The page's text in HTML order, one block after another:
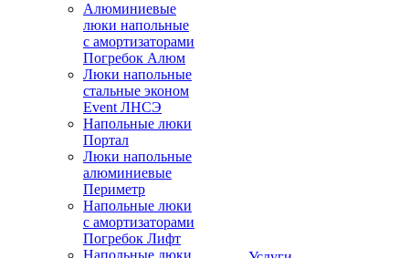
Алюминиевые
люки напольные
с амортизаторами
Погребок Алюм
Люки напольные
стальные эконом
Event ЛНСЭ
Напольные люки
Портал
Люки напольные
алюминиевые
Периметр
Напольные люки
с амортизаторами
Погребок Лифт
Напольные люки